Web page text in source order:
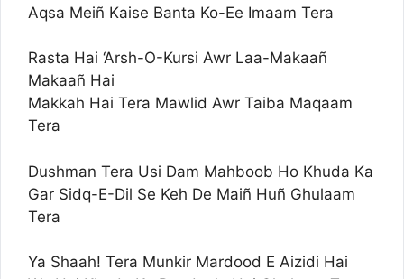
Aqsa Meiñ Kaise Banta Ko-Ee Imaam Tera
Rasta Hai ‘Arsh-O-Kursi Awr Laa-Makaañ
Makaañ Hai
Makkah Hai Tera Mawlid Awr Taiba Maqaam
Tera
Dushman Tera Usi Dam Mahboob Ho Khuda Ka
Gar Sidq-E-Dil Se Keh De Maiñ Huñ Ghulaam
Tera
Ya Shaah! Tera Munkir Mardood E Aizidi Hai